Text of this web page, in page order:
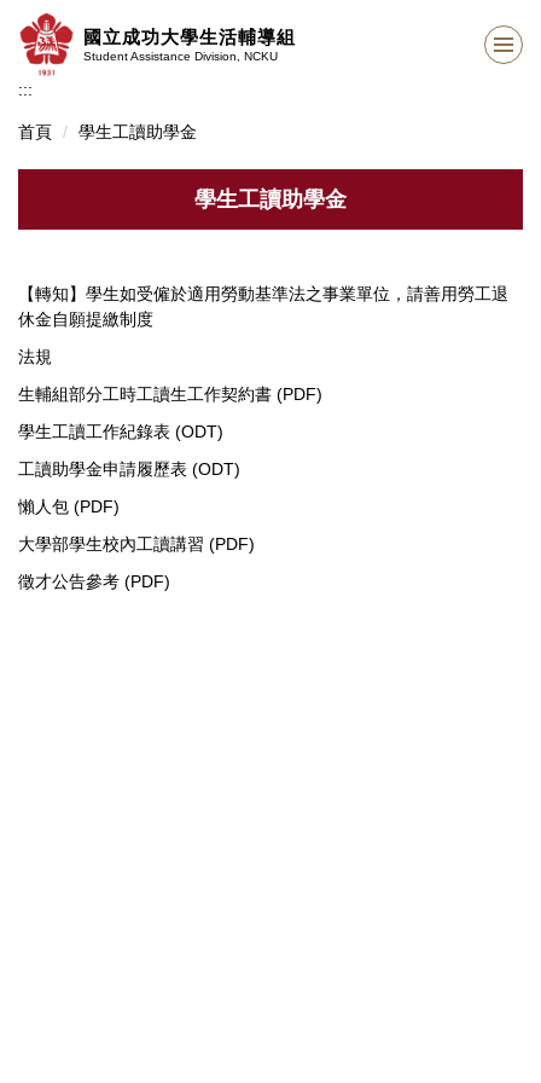
到
要
容
區
國立成功大學生活輔導組
Student Assistance Division, NCKU
:::
首頁 學生工讀助學金
學生工讀助學金
【轉知】學生如受僱於適用勞動基準法之事業單位，請善用勞工退
休金自願提繳制度
法規
生輔組部分工時工讀生工作契約書 (PDF)
學生工讀工作紀錄表 (ODT)
工讀助學金申請履歷表 (ODT)
懶人包 (PDF)
大學部學生校內工讀講習 (PDF)
徵才公告參考 (PDF)